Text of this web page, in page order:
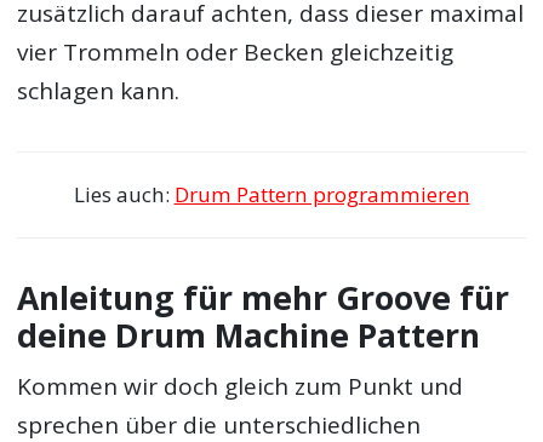
zusätzlich darauf achten, dass dieser maximal
vier Trommeln oder Becken gleichzeitig
schlagen kann.
Lies auch: Drum Pattern programmieren
Anleitung für mehr Groove für
deine Drum Machine Pattern
Kommen wir doch gleich zum Punkt und
sprechen über die unterschiedlichen